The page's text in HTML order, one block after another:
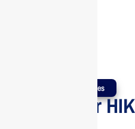
Produits Authentiques
Disque Dur